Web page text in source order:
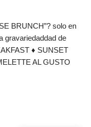
BRUNCH”? solo en
gravariedaddad de
♦ SUNSET
AL GUSTO